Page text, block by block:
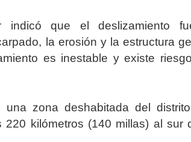
indicó que el deslizamiento
la erosión y la estructura
es inestable y existe
zona deshabitada del
kilómetros (140 millas) al sur